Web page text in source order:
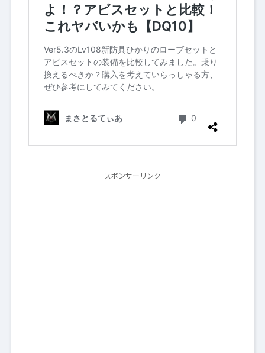
スポンサーリンク